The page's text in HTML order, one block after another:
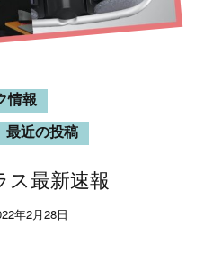
情報
最近の投稿
ス最新速報
年2月28日